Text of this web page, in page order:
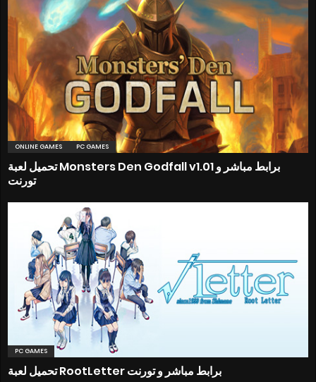
ONLINE GAMES PC GAMES
تحميل لعبة Monsters Den Godfall v1.01 برابط مباشر و
تورنت
PC GAMES
تحميل لعبة RootLetter برابط مباشر و تورنت